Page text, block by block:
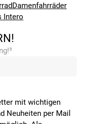
Damenfahrräder
Intero
mit wichtigen
Neuheiten per Mail